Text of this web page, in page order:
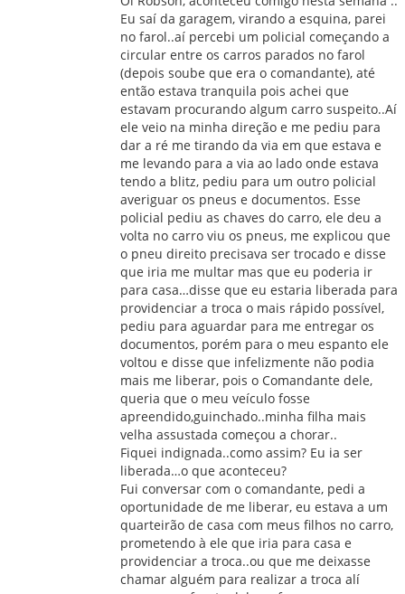
Eu saí da garagem, virando a esquina, parei
no farol..aí percebi um policial começando a
circular entre os carros parados no farol
(depois soube que era o comandante), até
então estava tranquila pois achei que
estavam procurando algum carro suspeito..Aí
ele veio na minha direção e me pediu para
dar a ré me tirando da via em que estava e
me levando para a via ao lado onde estava
tendo a blitz, pediu para um outro policial
averiguar os pneus e documentos. Esse
policial pediu as chaves do carro, ele deu a
volta no carro viu os pneus, me explicou que
o pneu direito precisava ser trocado e disse
que iria me multar mas que eu poderia ir
para casa…disse que eu estaria liberada para
providenciar a troca o mais rápido possível,
pediu para aguardar para me entregar os
documentos, porém para o meu espanto ele
voltou e disse que infelizmente não podia
mais me liberar, pois o Comandante dele,
queria que o meu veículo fosse
apreendido,guinchado..minha filha mais
velha assustada começou a chorar..
Fiquei indignada..como assim? Eu ia ser
liberada…o que aconteceu?
Fui conversar com o comandante, pedi a
oportunidade de me liberar, eu estava a um
quarteirão de casa com meus filhos no carro,
prometendo à ele que iria para casa e
providenciar a troca..ou que me deixasse
chamar alguém para realizar a troca alí